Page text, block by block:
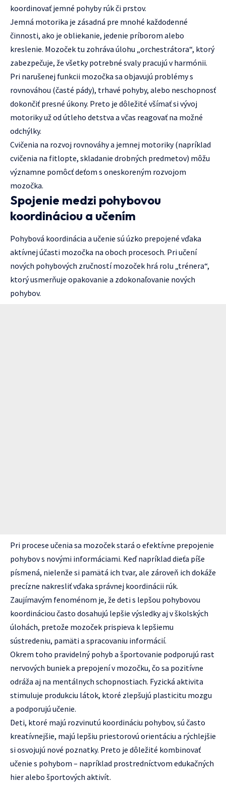
koordinovať jemné pohyby rúk či prstov.
Jemná motorika je zásadná pre mnohé každodenné
činnosti, ako je obliekanie, jedenie príborom alebo
kreslenie. Mozoček tu zohráva úlohu „orchestrátora“, ktorý
zabezpečuje, že všetky potrebné svaly pracujú v harmónii.
Pri narušenej funkcii mozočka sa objavujú problémy s
rovnováhou (časté pády), trhavé pohyby, alebo neschopnosť
dokončiť presné úkony. Preto je dôležité všímať si vývoj
motoriky už od útleho detstva a včas reagovať na možné
odchýlky.
Cvičenia na rozvoj rovnováhy a jemnej motoriky (napríklad
cvičenia na fitlopte, skladanie drobných predmetov) môžu
významne pomôcť deťom s oneskoreným rozvojom
mozočka.
Spojenie medzi pohybovou
koordináciou a učením
Pohybová koordinácia a učenie sú úzko prepojené vďaka
aktívnej účasti mozočka na oboch procesoch. Pri učení
nových pohybových zručností mozoček hrá rolu „trénera“,
ktorý usmerňuje opakovanie a zdokonaľovanie nových
pohybov.
Pri procese učenia sa mozoček stará o efektívne prepojenie
pohybov s novými informáciami. Keď napríklad dieťa píše
písmená, nielenže si pamätá ich tvar, ale zároveň ich dokáže
precízne nakresliť vďaka správnej koordinácii rúk.
Zaujímavým fenoménom je, že deti s lepšou pohybovou
koordináciou často dosahujú lepšie výsledky aj v školských
úlohách, pretože mozoček prispieva k lepšiemu
sústredeniu, pamäti a spracovaniu informácií.
Okrem toho pravidelný pohyb a športovanie podporujú rast
nervových buniek a prepojení v mozočku, čo sa pozitívne
odráža aj na mentálnych schopnostiach. Fyzická aktivita
stimuluje produkciu látok, ktoré zlepšujú plasticitu mozgu
a podporujú učenie.
Deti, ktoré majú rozvinutú koordináciu pohybov, sú často
kreatívnejšie, majú lepšiu priestorovú orientáciu a rýchlejšie
si osvojujú nové poznatky. Preto je dôležité kombinovať
učenie s pohybom – napríklad prostredníctvom edukačných
hier alebo športových aktivít.